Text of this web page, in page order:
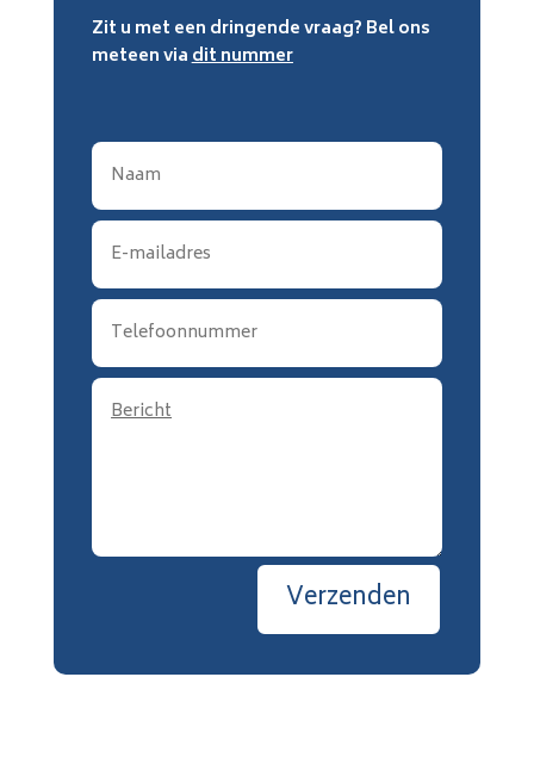
Zit u met een dringende vraag? Bel ons
meteen viadit nummer
Verzenden